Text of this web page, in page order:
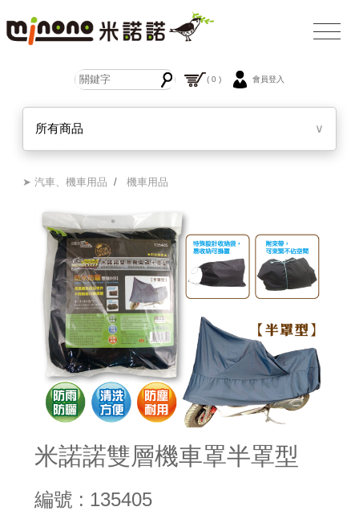
( 0 ) 會員登入
所有商品 ∨
➤ 汽車、機車用品 /機車用品
米諾諾雙層機車罩半罩型
編號 : 135405